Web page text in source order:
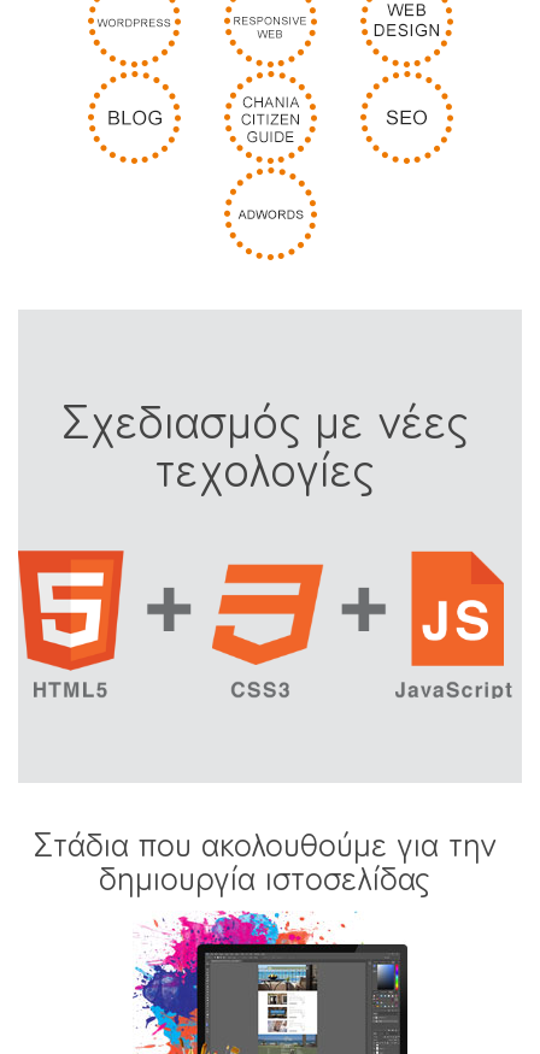
Σχεδιασμός με νέες
τεχολογίες
Στάδια που ακολουθούμε για την
δημιουργία ιστοσελίδας